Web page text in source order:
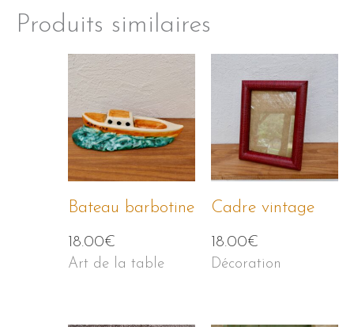
Produits similaires
Bateau barbotine
18.00€
Art de la table
Cadre vintage
18.00€
Décoration